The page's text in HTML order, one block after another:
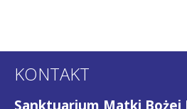
KONTAKT
Sanktuarium Matki Bożej